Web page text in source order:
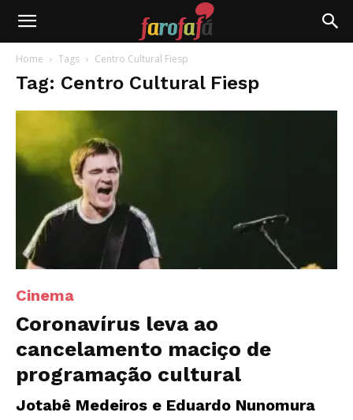
Farofafá
Home Tags Centro Cultural Fiesp
Tag: Centro Cultural Fiesp
Cinema
Coronavírus leva ao
cancelamento maciço de
programação cultural
Jotabê Medeiros e Eduardo Nunomura